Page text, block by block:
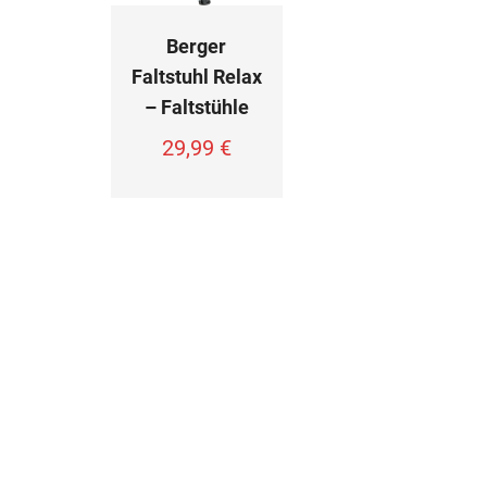
Berger
Faltstuhl Relax
– Faltstühle
29,99 €